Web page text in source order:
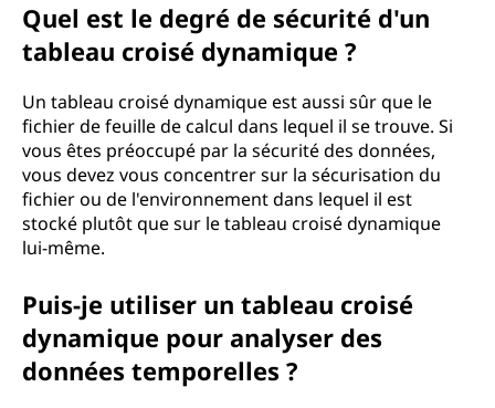
Quel est le degré de sécurité d'un
tableau croisé dynamique ?
Un tableau croisé dynamique est aussi sûr que le
fichier de feuille de calcul dans lequel il se trouve. Si
vous êtes préoccupé par la sécurité des données,
vous devez vous concentrer sur la sécurisation du
fichier ou de l'environnement dans lequel il est
stocké plutôt que sur le tableau croisé dynamique
lui-même.
Puis-je utiliser un tableau croisé
dynamique pour analyser des
données temporelles ?